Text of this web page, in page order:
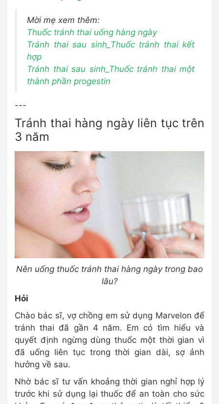
Mời mẹ xem thêm:
Thuốc tránh thai uống hàng ngày
Tránh thai sau sinh_Thuốc tránh thai kết
hợp
Tránh thai sau sinh_Thuốc tránh thai một
thành phần progestin
---
Tránh thai hàng ngày liên tục trên
3 năm
Nên uống thuốc tránh thai hàng ngày trong bao
lâu?
Hỏi
Chào bác sĩ, vợ chồng em sử dụng Marvelon để
tránh thai đã gần 4 năm. Em có tìm hiểu và
quyết định ngừng dùng thuốc một thời gian vì
đã uống liên tục trong thời gian dài, sợ ảnh
hưởng về sau.
Nhờ bác sĩ tư vấn khoảng thời gian nghỉ hợp lý
trước khi sử dụng lại thuốc để an toàn cho sức